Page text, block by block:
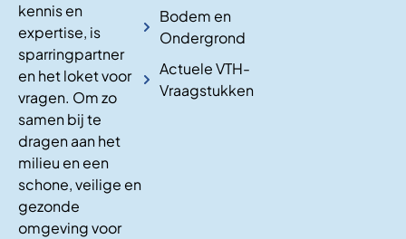
kennis en
expertise, is
sparringpartner
en het loket voor
vragen. Om zo
samen bij te
dragen aan het
milieu en een
schone, veilige en
gezonde
omgeving voor
Bodem en
Ondergrond
Actuele VTH-
Vraagstukken